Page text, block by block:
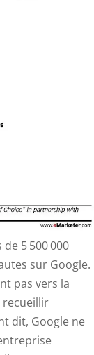
5 500 000
sur Google.
pas vers la
recueillir
dit, Google ne